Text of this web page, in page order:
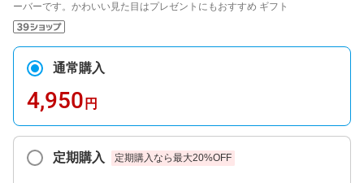
ーバーです。かわいい見た目はプレゼントにもおすすめ ギフト
通常購入
4,950 円
定期購入 定期購入なら最大20%OFF